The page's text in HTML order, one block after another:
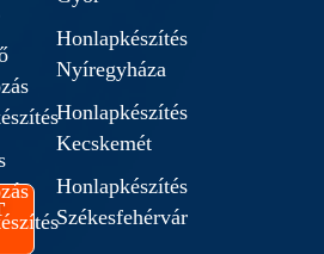
Honlapkészítés
Nyíregyháza
Honlapkészítés
Kecskemét
Honlapkészítés
Székesfehérvár